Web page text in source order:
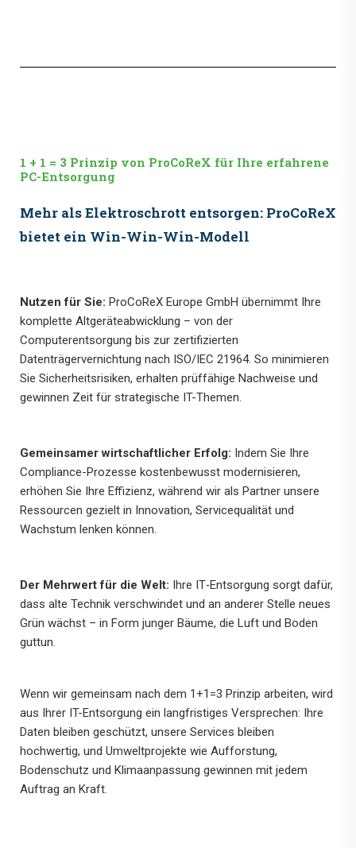
1 + 1 = 3 Prinzip von ProCoReX für Ihre erfahrene
PC-Entsorgung
Mehr als Elektroschrott entsorgen: ProCoReX
bietet ein Win-Win-Win-Modell
Nutzen für Sie: ProCoReX Europe GmbH übernimmt Ihre
komplette Altgeräteabwicklung – von der
Computerentsorgung bis zur zertifizierten
Datenträgervernichtung nach ISO/IEC 21964. So minimieren
Sie Sicherheitsrisiken, erhalten prüffähige Nachweise und
gewinnen Zeit für strategische IT-Themen.
Gemeinsamer wirtschaftlicher Erfolg: Indem Sie Ihre
Compliance-Prozesse kostenbewusst modernisieren,
erhöhen Sie Ihre Effizienz, während wir als Partner unsere
Ressourcen gezielt in Innovation, Servicequalität und
Wachstum lenken können.
Der Mehrwert für die Welt: Ihre IT‑Entsorgung sorgt dafür,
dass alte Technik verschwindet und an anderer Stelle neues
Grün wächst – in Form junger Bäume, die Luft und Boden
guttun.
Wenn wir gemeinsam nach dem 1+1=3 Prinzip arbeiten, wird
aus Ihrer IT-Entsorgung ein langfristiges Versprechen: Ihre
Daten bleiben geschützt, unsere Services bleiben
hochwertig, und Umweltprojekte wie Aufforstung,
Bodenschutz und Klimaanpassung gewinnen mit jedem
Auftrag an Kraft.